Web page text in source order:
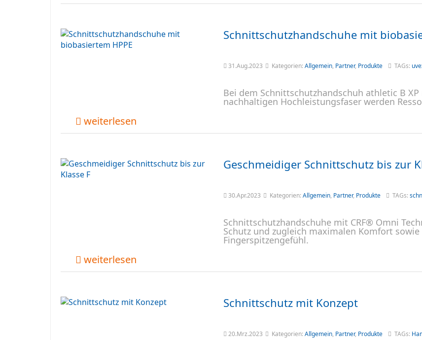
Schnittschutzhandschuhe mit
31.Aug.2023 Kategorien:Allgemein, Partner, Produkte TAGs:
Bei dem Schnittschutzhandschuh athletic B
nachhaltigen Hochleistungsfaser werden
weiterlesen
Geschmeidiger Schnittschutz bis zur
30.Apr.2023 Kategorien:Allgemein, Partner, Produkte TAGs:
Schnittschutzhandschuhe mit CRF® Omni
Schutz und zugleich maximalen Komfort
Fingerspitzengefühl.
weiterlesen
Schnittschutz mit Konzept
20.Mrz.2023 Kategorien:Allgemein, Partner, Produkte TAGs: